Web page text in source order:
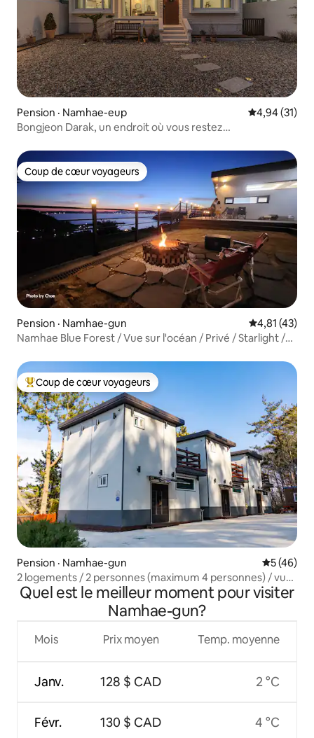
Pension · Namhae-eup Note
4,94 (31)
Bongjeon Darak, un endroit où vous restez
Coup de cœur voyageurs
Coup de cœur voyageurs
Pension · Namhae-gun Note
4,81 (43)
Namhae Blue Forest / Vue sur l'océan / Privé / Starlight /
Voyage en famille
Coup de cœur voyageurs parmi les plus aimés
Coup de cœur voyageurs
Pension · Namhae-gun Note
5 (46)
2 logements / 2 personnes (maximum 4 personnes) / vue
sur la mer, logement privé / nouveau
Quel est le meilleur moment pour visiter
Namhae-gun?
Mois
Janv.
Févr.
Prix moyen
128 $ CAD
130 $ CAD
Temp. moyenne
2 °C
4 °C